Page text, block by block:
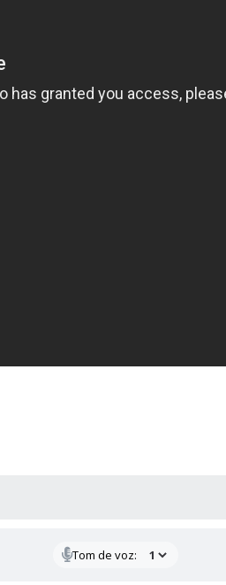
Tom de voz: